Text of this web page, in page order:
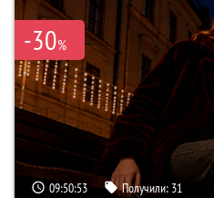
-30%
09:50:52 Получили: 31